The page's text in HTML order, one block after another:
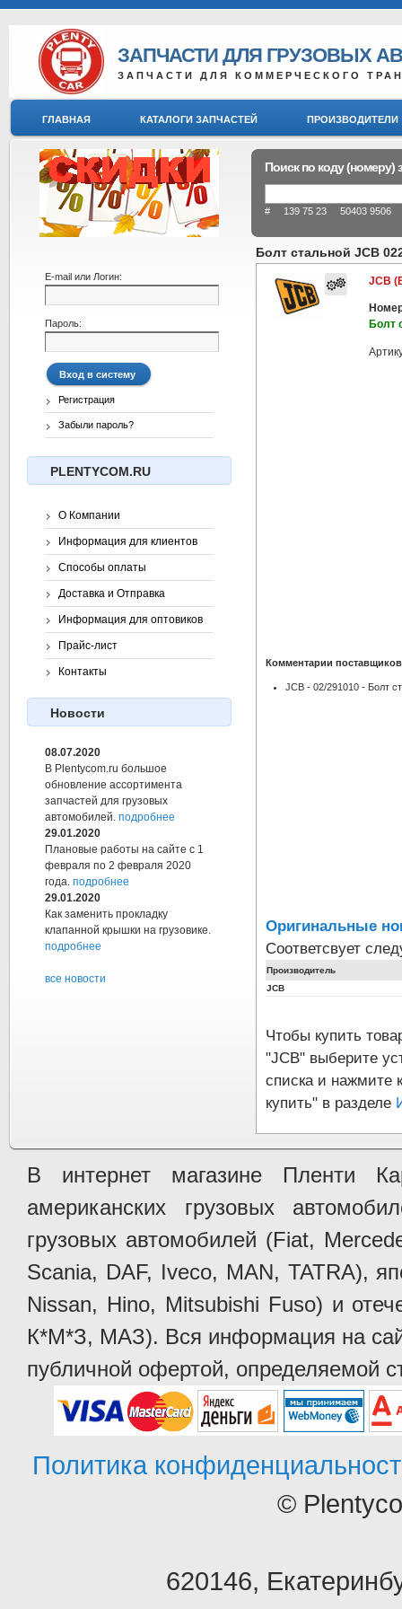
ЗАПЧАСТИ ДЛЯ ГРУЗОВЫХ
ЗАПЧАСТИ ДЛЯ КОММЕРЧЕСКОГО
ГЛАВНАЯ КАТАЛОГИ ЗАПЧАСТЕЙ ПРОИЗВОДИТЕЛИ
Поиск по коду (номеру)
# 139 75 23 50403 9506
Болт стальной JCB
JCB
Болт
Комментарии
JCB - 02/291010 - Болт
Оригинальные
Соответсвует
Производитель
JCB
Чтобы купить
"JCB" выберите
списка и нажмите
купить" в разделе
E-mail или Логин:
Пароль:
Регистрация
Забыли пароль?
PLENTYCOM.RU
О Компании
Информация для клиентов
Способы оплаты
Доставка и Отправка
Информация для оптовиков
Прайс-лист
Контакты
Новости
08.07.2020
В Plentycom.ru большое
обновление ассортимента
запчастей для грузовых
автомобилей. подробнее
29.01.2020
Плановые работы на сайте с 1
февраля по 2 февраля 2020
года. подробнее
29.01.2020
Как заменить прокладку
клапанной крышки на грузовике.
подробнее
все новости
В интернет магазине Пленти
американских грузовых
грузовых автомобилей (Fiat,
Scania, DAF, Iveco, MAN, TATRA),
Nissan, Hino, Mitsubishi Fuso) и
К*М*З, МАЗ). Вся информация на
публичной офертой, определяемой
Политика
©
620146,